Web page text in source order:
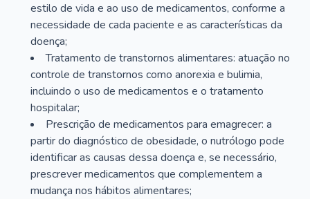
estilo de vida e ao uso de medicamentos, conforme a
necessidade de cada paciente e as características da
doença;
Tratamento de transtornos alimentares: atuação no
controle de transtornos como anorexia e bulimia,
incluindo o uso de medicamentos e o tratamento
hospitalar;
Prescrição de medicamentos para emagrecer: a
partir do diagnóstico de obesidade, o nutrólogo pode
identificar as causas dessa doença e, se necessário,
prescrever medicamentos que complementem a
mudança nos hábitos alimentares;